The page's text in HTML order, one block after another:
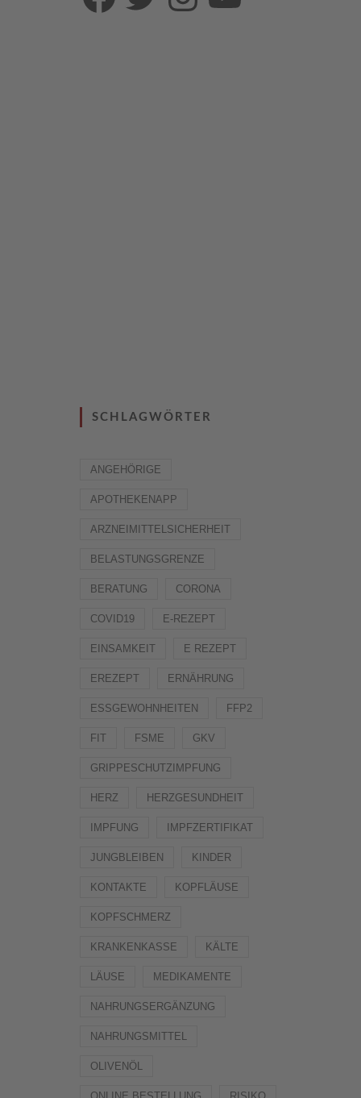
SCHLAGWÖRTER
ANGEHÖRIGE
APOTHEKENAPP
ARZNEIMITTELSICHERHEIT
BELASTUNGSGRENZE
BERATUNG CORONA
COVID19 E-REZEPT
EINSAMKEIT E REZEPT
EREZEPT ERNÄHRUNG
ESSGEWOHNHEITEN FFP2
FIT FSME GKV
GRIPPESCHUTZIMPFUNG
HERZ HERZGESUNDHEIT
IMPFUNG IMPFZERTIFIKAT
JUNGBLEIBEN KINDER
KONTAKTE KOPFLÄUSE
KOPFSCHMERZ
KRANKENKASSE KÄLTE
LÄUSE MEDIKAMENTE
NAHRUNGSERGÄNZUNG
NAHRUNGSMITTEL
OLIVENÖL